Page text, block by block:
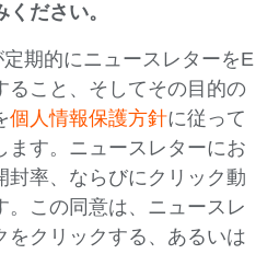
ださい。
期的にニュースレターをE
ること、そしてその目的の
個人情報保護方針に従って
ます。ニュースレターにお
封率、ならびにクリック動
。この同意は、ニュースレ
をクリックする、あるいは